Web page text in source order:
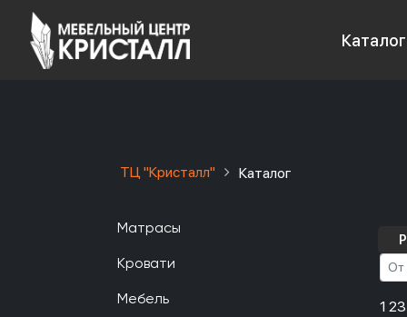
Каталог
ТЦ "Кристалл" Каталог
Матрасы
Кровати
Мебель
1